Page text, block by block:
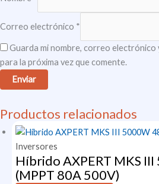
Correo electrónico *
Guarda mi nombre, correo electrónico
para la próxima vez que comente.
Productos relacionados
Inversores
Híbrido AXPERT MKS
(MPPT 80A 500V)